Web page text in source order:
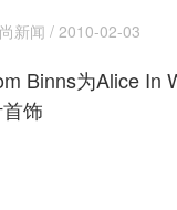
新闻 / 2010-02-03
Binns为Alice In
饰